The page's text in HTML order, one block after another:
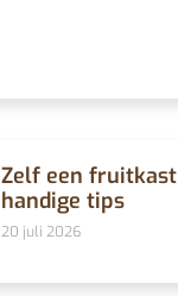
Zelf een
handige tips
20 juli 2026